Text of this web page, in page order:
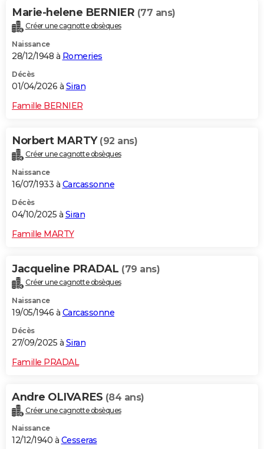
Carte de Noël
Carte Bonne année
Carte Saint-Valentin
Carte Pâques
Carte d'anniversaire
DICTIONNAIRE
Dictionnaire
Biographies
Citations
Expressions
Proverbes
PROGRAMME TV
S'inscrire
Se connecter
Lycées
Collèges
Primaires
Universités
Entreprises
Service militaire
Avis de recherche
AVIS DE DÉCÈS
FORUM
Bricolage
Lifestyle
Culture
Television
Voyage
Marie-helene BERNIER (77 ans)
Créer une cagnotte obsèques
Naissance
28/12/1948 à Romeries
Décès
01/04/2026 à Siran
Famille BERNIER
Norbert MARTY (92 ans)
Créer une cagnotte obsèques
Naissance
16/07/1933 à Carcassonne
Décès
04/10/2025 à Siran
Famille MARTY
Jacqueline PRADAL (79 ans)
Créer une cagnotte obsèques
Naissance
19/05/1946 à Carcassonne
Décès
27/09/2025 à Siran
Famille PRADAL
Andre OLIVARES (84 ans)
Créer une cagnotte obsèques
Naissance
12/12/1940 à Cesseras